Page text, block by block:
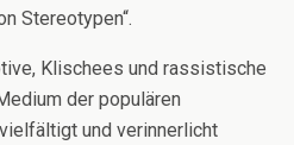
Stereotypen“.
Klischees und rassistische
der populären
und verinnerlicht